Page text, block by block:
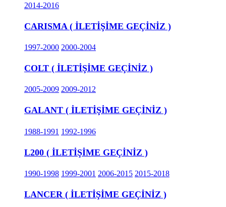
2014-2016
CARISMA ( İLETİŞİME GEÇİNİZ )
1997-2000 2000-2004
COLT ( İLETİŞİME GEÇİNİZ )
2005-2009 2009-2012
GALANT ( İLETİŞİME GEÇİNİZ )
1988-1991 1992-1996
L200 ( İLETİŞİME GEÇİNİZ )
1990-1998 1999-2001 2006-2015 2015-2018
LANCER ( İLETİŞİME GEÇİNİZ )